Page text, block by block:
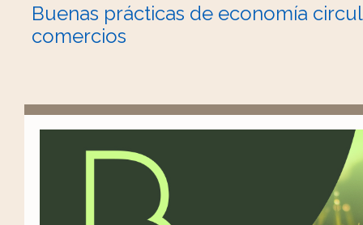
Buenas prácticas de economía
comercios